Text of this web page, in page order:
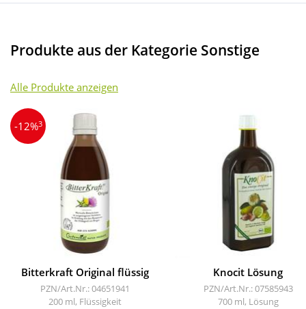
Produkte aus der Kategorie Sonstige
Alle Produkte anzeigen
-12%3
Bitterkraft Original flüssig
PZN/Art.Nr.: 04651941
200 ml, Flüssigkeit
Knocit Lösung
PZN/Art.Nr.: 07585943
700 ml, Lösung